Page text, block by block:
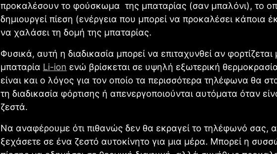
προκαλέσουν το φούσκωμα της μπαταρίας (σαν μπαλόνι), το
δημιουργεί πίεση (ενέργεια που μπορεί να προκαλέσει κάποια
να χαλάσει τη δομή της μπαταρίας.
Φυσικά, αυτή η διαδικασία μπορεί να επιταχυνθεί αν φορτίζεται
μπαταρία Li-ion ενώ βρίσκεται σε υψηλή εξωτερική
είναι και ο λόγος για τον οποίο τα περισσότερα τηλέφωνα θα
τη διαδικασία φόρτισης ή απενεργοποιούνται αυτόματα όταν
ζεστά.
Να αναφέρουμε ότι πιθανώς δεν θα εκραγεί το τηλέφωνό σας,
ξεχάσετε σε ένα ζεστό αυτοκίνητο για μια μέρα. Μπορεί η